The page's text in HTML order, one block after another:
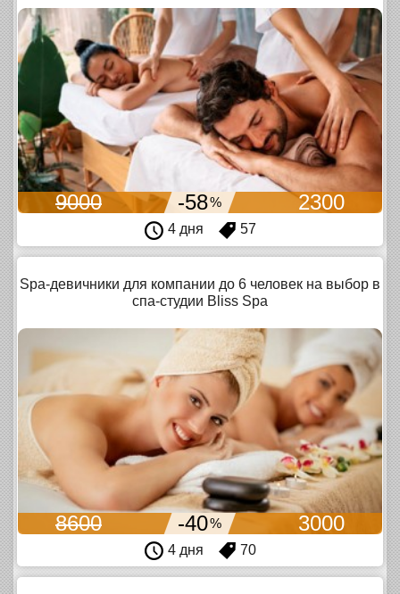
9000 -58% 2300
4 дня 57
Spa-девичники для компании до 6 человек на выбор в
спа-студии Bliss Spa
8600 -40% 3000
4 дня 70